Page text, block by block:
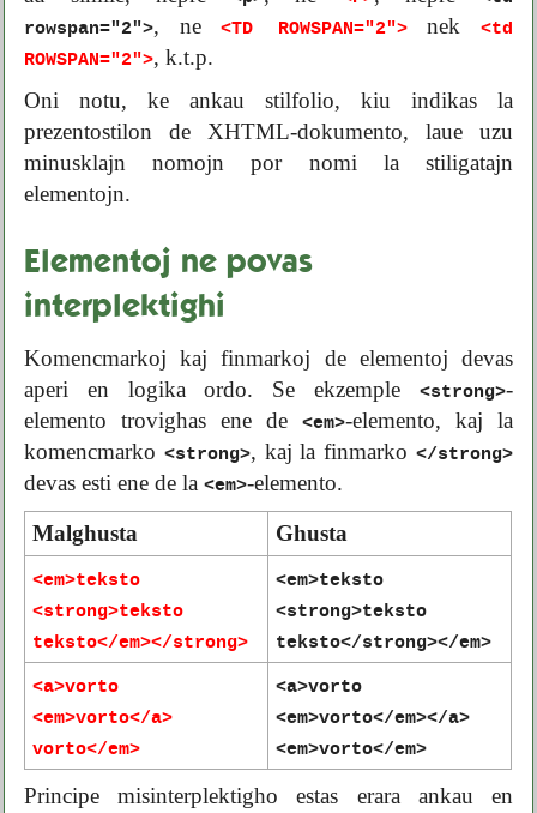
rowspan="2">, ne<TD ROWSPAN="2">nek <td
ROWSPAN="2">, k.t.p.
Oni notu, ke ankau stilfolio, kiu indikas la
prezentostilon de XHTML-dokumento, laue uzu
minusklajn nomojn por nomi la stiligatajn
elementojn.
Elementoj ne povas
interplektighi
Komencmarkoj kaj finmarkoj de elementoj devas
aperi en logika ordo. Se ekzemple <strong>-
elemento trovighas ene de <em>-elemento, kaj la
komencmarko <strong>, kaj la finmarko </strong>
devas esti ene de la<em>-elemento.
Malghusta
Ghusta
<em>teksto
<strong>teksto
teksto</em></strong>
<em>teksto
<strong>teksto
teksto</strong></em>
<a>vorto
<em>vorto</a>
vorto</em>
<a>vorto
<em>vorto</em></a>
<em>vorto</em>
Principe misinterplektigho estas erara ankau en